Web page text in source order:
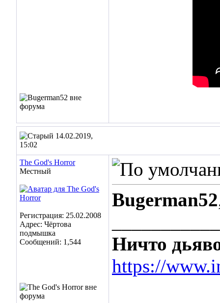
14.02.2019,
15:02
The God's Horror
Местный
Регистрация: 25.02.2008
Адрес: Чёртова
подмышка
Сообщений: 1,544
Bugerman52
Ничто
https://